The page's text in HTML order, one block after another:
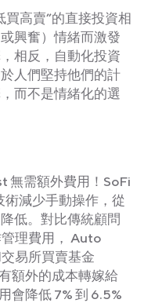
高賣”的直接投資相
興奮）情緒而激發
相反，自動化投資
人們堅持他們的計
而不是情緒化的選
無需額外費用！SoFi
減少手動操作，從
低。對比傳統顧問
管理費用， Auto
易所買賣基金
額外的成本轉嫁給
會降低 7% 到 6.5%